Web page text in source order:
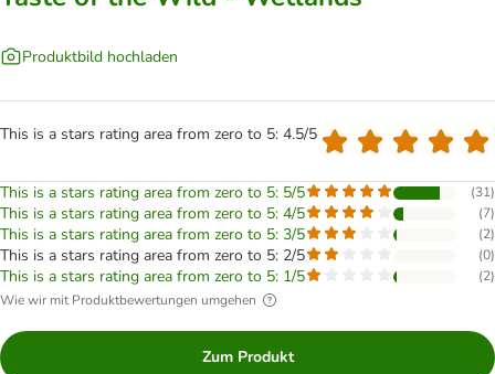
Produktbild hochladen
This is a stars rating area from zero to 5: 4.5/5
This is a stars rating area from zero to 5: 5/5 (31)
This is a stars rating area from zero to 5: 4/5 (7)
This is a stars rating area from zero to 5: 3/5 (2)
This is a stars rating area from zero to 5: 2/5 (0)
This is a stars rating area from zero to 5: 1/5 (2)
Wie wir mit Produktbewertungen umgehen
Zum Produkt